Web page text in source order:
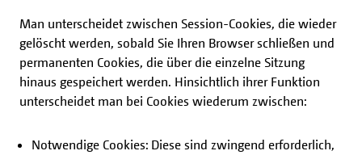
Man unterscheidet zwischen Session-Cookies, die wieder
gelöscht werden, sobald Sie Ihren Browser schließen und
permanenten Cookies, die über die einzelne Sitzung
hinaus gespeichert werden. Hinsichtlich ihrer Funktion
unterscheidet man bei Cookies wiederum zwischen:
Notwendige Cookies: Diese sind zwingend erforderlich,